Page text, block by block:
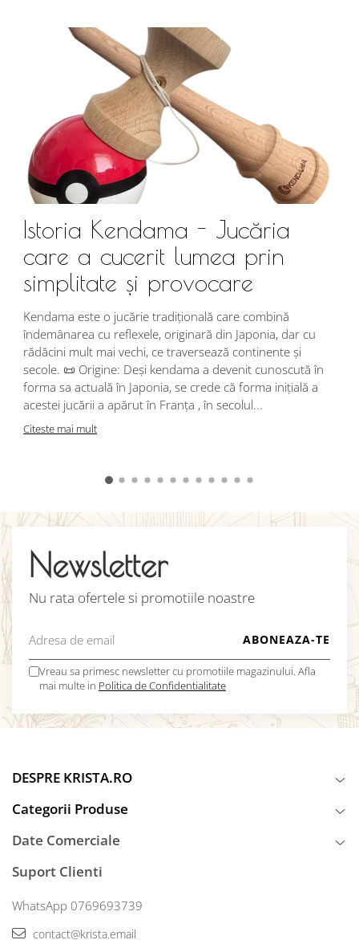
Istoria Kendama - Jucăria
care a cucerit lumea prin
simplitate și provocare
Kendama este o jucărie tradițională care combină
îndemânarea cu reflexele, originară din Japonia, dar cu
rădăcini mult mai vechi, ce traversează continente și
secole. 📜 Origine: Deși kendama a devenit cunoscută în
forma sa actuală în Japonia, se crede că forma inițială a
acestei jucării a apărut în Franța , în secolul...
Citeste mai mult
Newsletter
Nu rata ofertele si promotiile noastre
Vreau sa primesc newsletter cu promotiile magazinului. Afla
mai multe in Politica de Confidentialitate
DESPRE KRISTA.RO
Categorii Produse
Date Comerciale
Suport Clienti
WhatsApp 0769693739
contact@krista.email